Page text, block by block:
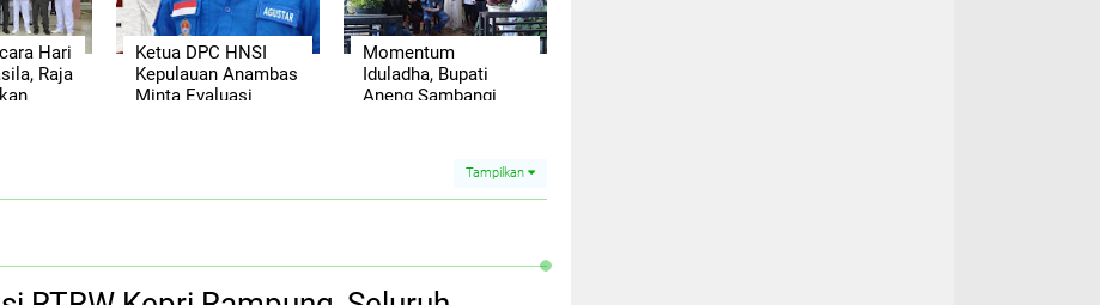
Hari
Raja
Ketua DPC HNSI
Kepulauan Anambas
Minta Evaluasi
Momentum
Iduladha, Bupati
Aneng Sambangi
Tampilkan